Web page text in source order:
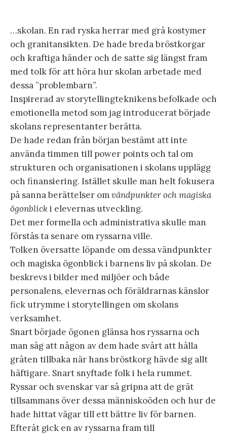
…skolan. En rad ryska herrar med grå kostymer
och granitansikten. De hade breda bröstkorgar
och kraftiga händer och de satte sig längst fram
med tolk för att höra hur skolan arbetade med
dessa ”problembarn”.
Inspirerad av storytellingteknikens befolkade och
emotionella metod som jag introducerat började
skolans representanter berätta.
De hade redan från början bestämt att inte
använda timmen till power points och tal om
strukturen och organisationen i skolans upplägg
och finansiering. Istället skulle man helt fokusera
på sanna berättelser omvändpunkter och magiska
ögonblicki elevernas utveckling.
Det mer formella och administrativa skulle man
förstås ta senare om ryssarna ville.
Tolken översatte löpande om dessa vändpunkter
och magiska ögonblick i barnens liv på skolan. De
beskrevs i bilder med miljöer och både
personalens, elevernas och föräldrarnas känslor
fick utrymme i storytellingen om skolans
verksamhet.
Snart började ögonen glänsa hos ryssarna och
man såg att någon av dem hade svårt att hålla
gråten tillbaka när hans bröstkorg hävde sig allt
häftigare. Snart snyftade folk i hela rummet.
Ryssar och svenskar var så gripna att de grät
tillsammans över dessa människoöden och hur de
hade hittat vägar till ett bättre liv för barnen.
Efteråt gick en av ryssarna fram till